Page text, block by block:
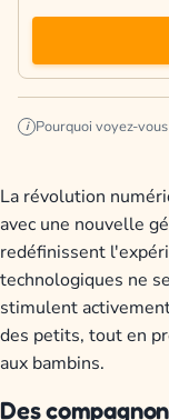
i Pourquoi voyez-
La révolution
avec une nouvelle
redéfinissent
technologiques ne
stimulent
des petits, tout en
aux bambins.
Des